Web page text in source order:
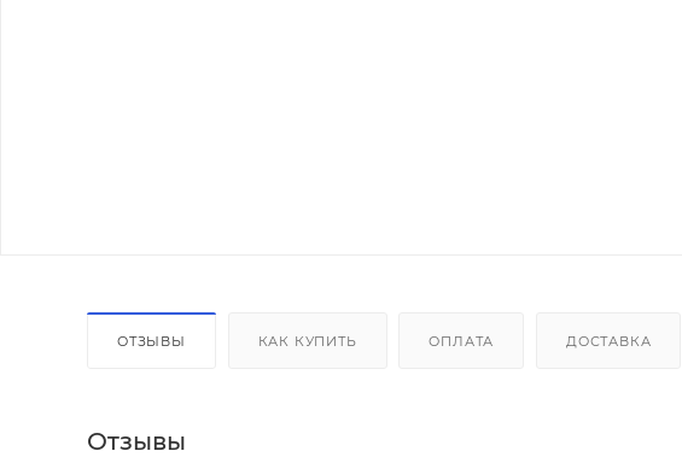
ОТЗЫВЫ КАК КУПИТЬ ОПЛАТА ДОСТАВКА
Отзывы